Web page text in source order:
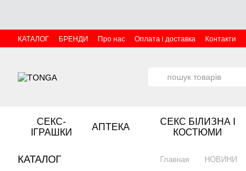
КАТАЛОГ БРЕНДИ Про нас Оплата і доставка Контакти
СЕКС-
ІГРАШКИ
АПТЕКА
СЕКС БІЛИЗНА І
КОСТЮМИ
Главная НОВИНИ
КАТАЛОГ